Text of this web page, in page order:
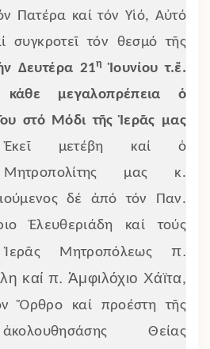
Πατέρα καί τόν Υἱό, Αὐτό
συγκροτεῖ τόν θεσμό τῆς
Δευτέρα 21η Ἰουνίου τ.ἔ.
κάθε μεγαλοπρέπεια ὁ
στό Μόδι τῆς Ἱερᾶς μας
μετέβη καί ὁ
Μητροπολίτης μας κ.
δέ ἀπό τόν Παν.
Ἐλευθεριάδη καί τούς
Ἱερᾶς Μητροπόλεωςπ.
καί π. Ἀμφιλόχιο Χάϊτα,
Ὄρθρο καί προέστη τῆς
Θείας